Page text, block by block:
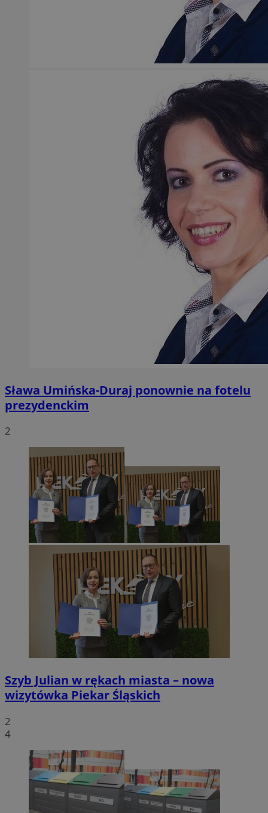
Sława Umińska-Duraj ponownie na fotelu
prezydenckim
2
Szyb Julian w rękach miasta – nowa
wizytówka Piekar Śląskich
2
4